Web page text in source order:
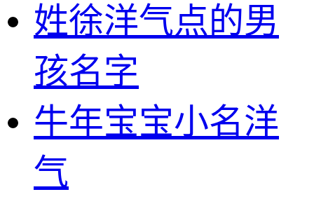
姓徐洋气点的男
孩名字
牛年宝宝小名洋
气